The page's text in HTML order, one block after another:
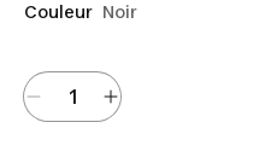
Couleur Noir